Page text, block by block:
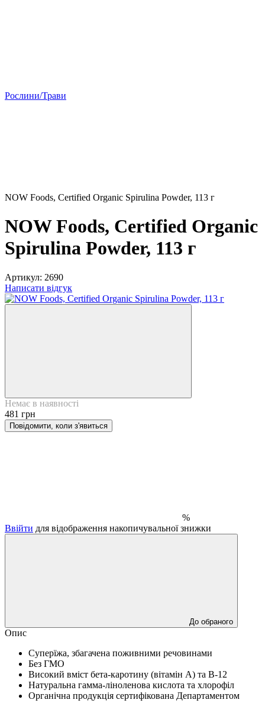
Рослини/Трави
NOW Foods, Certified Organic Spirulina Powder, 113 г
NOW Foods, Certified Organic
Spirulina Powder, 113 г
Артикул: 2690
Написати відгук
Немає в наявності
481 грн
Повідомити, коли з'явиться
%
Ввійти для відображення накопичувальної знижки
До обраного
Опис
Суперїжа, збагачена поживними речовинами
Без ГМО
Високий вміст бета-каротину (вітамін A) та B-12
Натуральна гамма-ліноленова кислота та хлорофіл
Органічна продукція сертифікована Департаментом